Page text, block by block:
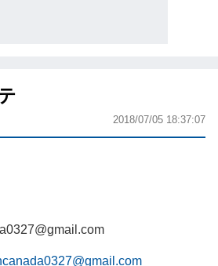
2018/07/05 18:37:07